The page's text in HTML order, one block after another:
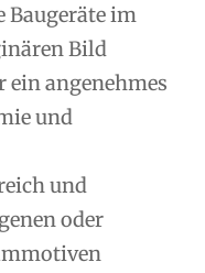
Baugeräte im
Bild
ein angenehmes
und
und
oder